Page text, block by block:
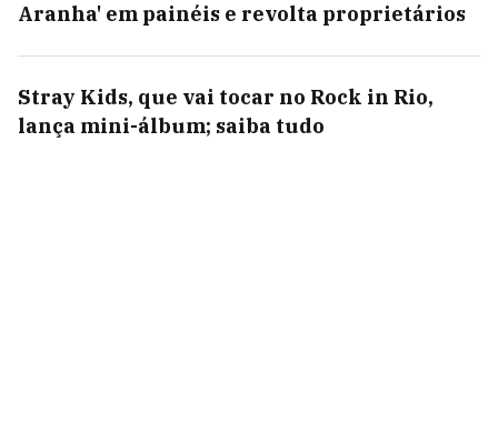
Aranha' em painéis e revolta proprietários
Stray Kids, que vai tocar no Rock in Rio,
lança mini-álbum; saiba tudo